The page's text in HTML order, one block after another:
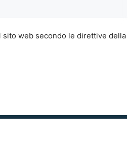
sito web secondo le direttive della